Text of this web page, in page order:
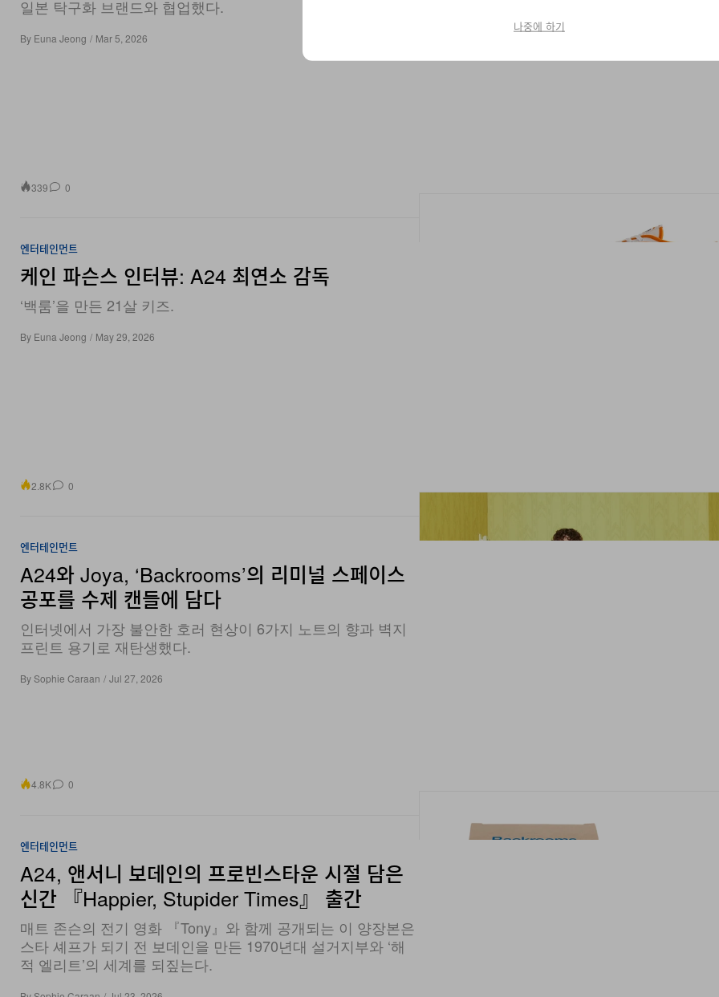
ByEuna Jeong / Mar 5, 2026
케인 파슨스 인터뷰: A24 최연소 감독
‘백룸’을 만든 21살 키즈.
ByEuna Jeong / May 29, 2026
A24와 Joya, ‘Backrooms’의 리미널 스페이스
공포를 수제 캔들에 담다
인터넷에서 가장 불안한 호러 현상이 6가지 노트의 향과 벽지
프린트 용기로 재탄생했다.
BySophie Caraan / Jul 27, 2026
A24, 앤서니 보데인의 프로빈스타운 시절 담은
신간 『Happier, Stupider Times』 출간
매트 존슨의 전기 영화 『Tony』와 함께 공개되는 이 양장본은
스타 셰프가 되기 전 보데인을 만든 1970년대 설거지부와 ‘해
적 엘리트’의 세계를 되짚는다.
By Sophie Caraan / Jul 23, 2026
나중에 하기